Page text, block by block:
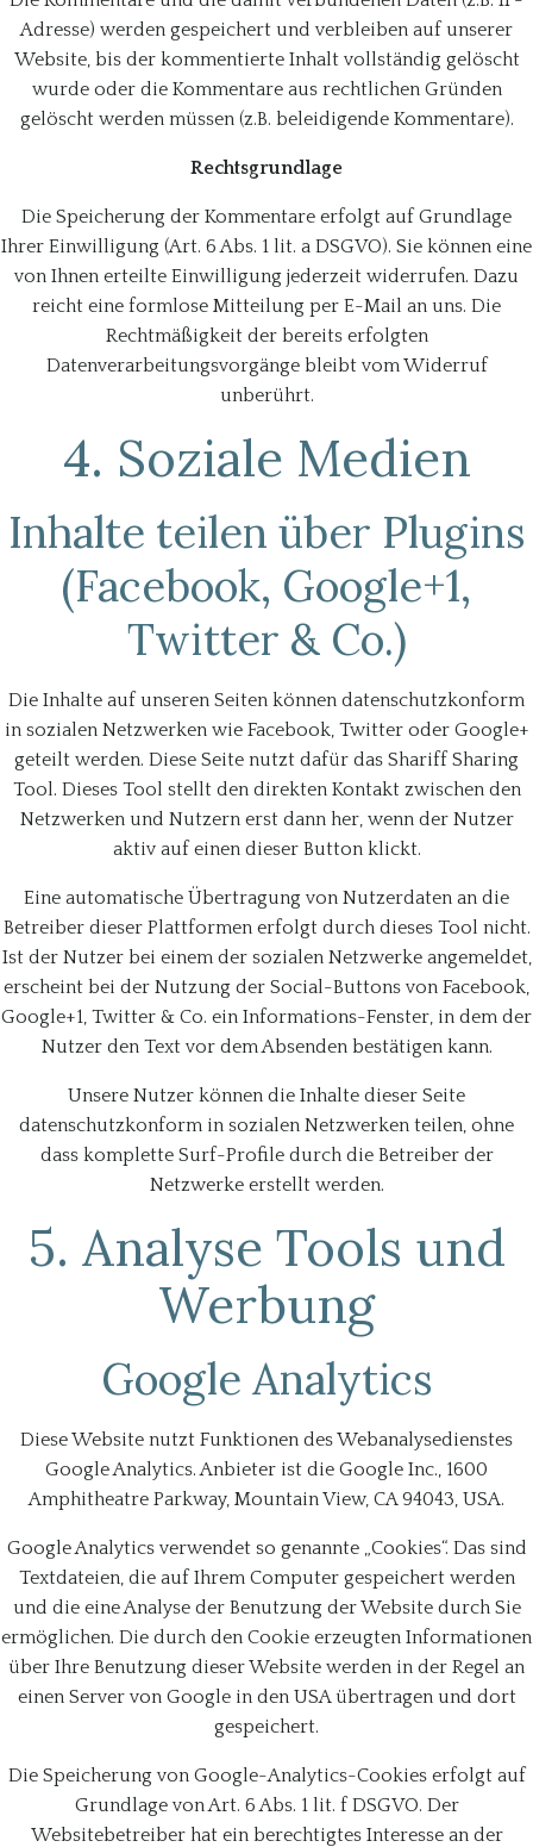
Adresse) werden gespeichert und verbleiben auf unserer
Website, bis der kommentierte Inhalt vollständig gelöscht
wurde oder die Kommentare aus rechtlichen Gründen
gelöscht werden müssen (z.B. beleidigende Kommentare).
Rechtsgrundlage
Die Speicherung der Kommentare erfolgt auf Grundlage
Ihrer Einwilligung (Art. 6 Abs. 1 lit. a DSGVO). Sie können eine
von Ihnen erteilte Einwilligung jederzeit widerrufen. Dazu
reicht eine formlose Mitteilung per E-Mail an uns. Die
Rechtmäßigkeit der bereits erfolgten
Datenverarbeitungsvorgänge bleibt vom Widerruf
unberührt.
4. Soziale Medien
Inhalte teilen über Plugins
(Facebook, Google+1,
Twitter & Co.)
Die Inhalte auf unseren Seiten können datenschutzkonform
in sozialen Netzwerken wie Facebook, Twitter oder Google+
geteilt werden. Diese Seite nutzt dafür das Shariff Sharing
Tool. Dieses Tool stellt den direkten Kontakt zwischen den
Netzwerken und Nutzern erst dann her, wenn der Nutzer
aktiv auf einen dieser Button klickt.
Eine automatische Übertragung von Nutzerdaten an die
Betreiber dieser Plattformen erfolgt durch dieses Tool nicht.
Ist der Nutzer bei einem der sozialen Netzwerke angemeldet,
erscheint bei der Nutzung der Social-Buttons von Facebook,
Google+1, Twitter & Co. ein Informations-Fenster, in dem der
Nutzer den Text vor dem Absenden bestätigen kann.
Unsere Nutzer können die Inhalte dieser Seite
datenschutzkonform in sozialen Netzwerken teilen, ohne
dass komplette Surf-Profile durch die Betreiber der
Netzwerke erstellt werden.
5. Analyse Tools und
Werbung
Google Analytics
Diese Website nutzt Funktionen des Webanalysedienstes
Google Analytics. Anbieter ist die Google Inc., 1600
Amphitheatre Parkway, Mountain View, CA 94043, USA.
Google Analytics verwendet so genannte „Cookies“. Das sind
Textdateien, die auf Ihrem Computer gespeichert werden
und die eine Analyse der Benutzung der Website durch Sie
ermöglichen. Die durch den Cookie erzeugten Informationen
über Ihre Benutzung dieser Website werden in der Regel an
einen Server von Google in den USA übertragen und dort
gespeichert.
Die Speicherung von Google-Analytics-Cookies erfolgt auf
Grundlage von Art. 6 Abs. 1 lit. f DSGVO. Der
Websitebetreiber hat ein berechtigtes Interesse an der